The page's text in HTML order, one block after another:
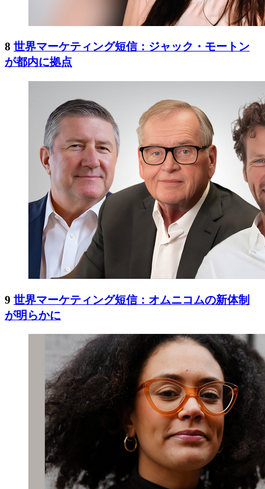
8 世界マーケティング短信：ジャック・モートン
が都内に拠点
9 世界マーケティング短信：オムニコムの新体制
が明らかに